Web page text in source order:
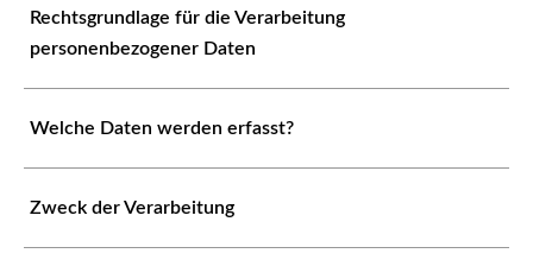
Rechtsgrundlage für die Verarbeitung
personenbezogener Daten
Welche Daten werden erfasst?
Zweck der Verarbeitung